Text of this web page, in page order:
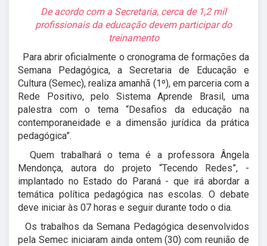
De acordo com a Secretaria, cerca de 1,2 mil
profissionais da educação devem participar do
treinamento
Para abrir oficialmente o cronograma de formações da
Semana Pedagógica, a Secretaria de Educação e
Cultura (Semec), realiza amanhã (1º), em parceria com a
Rede Positivo, pelo Sistema Aprende Brasil, uma
palestra com o tema “Desafios da educação na
contemporaneidade e a dimensão jurídica da prática
pedagógica”.
Quem trabalhará o tema é a professora Ângela
Mendonça, autora do projeto “Tecendo Redes”, -
implantado no Estado do Paraná - que irá abordar a
temática política pedagógica nas escolas. O debate
deve iniciar às 07 horas e seguir durante todo o dia.
Os trabalhos da Semana Pedagógica desenvolvidos
pela Semec iniciaram ainda ontem (30) com reunião de